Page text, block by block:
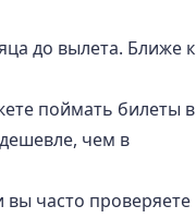
до вылета. Ближе к
поймать билеты в
чем в
часто проверяете